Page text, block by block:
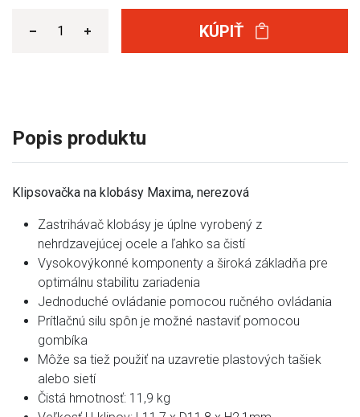
KÚPIŤ
Popis produktu
Klipsovačka na klobásy Maxima, nerezová
Zastrihávač klobásy je úplne vyrobený z
nehrdzavejúcej ocele a ľahko sa čistí
Vysokovýkonné komponenty a široká základňa pre
optimálnu stabilitu zariadenia
Jednoduché ovládanie pomocou ručného ovládania
Prítlačnú silu spôn je možné nastaviť pomocou
gombíka
Môže sa tiež použiť na uzavretie plastových tašiek
alebo sietí
Čistá hmotnosť: 11,9 kg